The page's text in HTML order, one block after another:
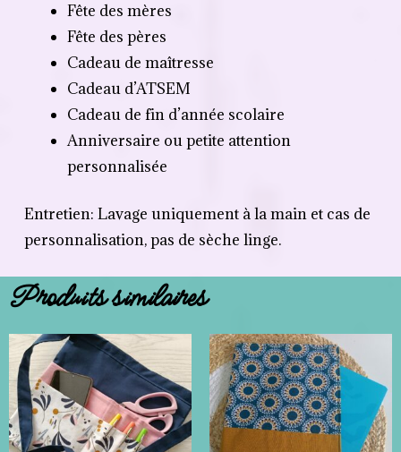
Fête des mères
Fête des pères
Cadeau de maîtresse
Cadeau d’ATSEM
Cadeau de fin d’année scolaire
Anniversaire ou petite attention
personnalisée
Entretien: Lavage uniquement à la main et cas de
personnalisation, pas de sèche linge.
Produits similaires